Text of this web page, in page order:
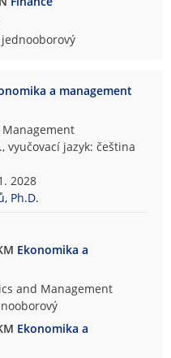
a management
Management
vyučovací jazyk: čeština
2028
Ph.D.
Ekonomika a
and Management
Ekonomika a